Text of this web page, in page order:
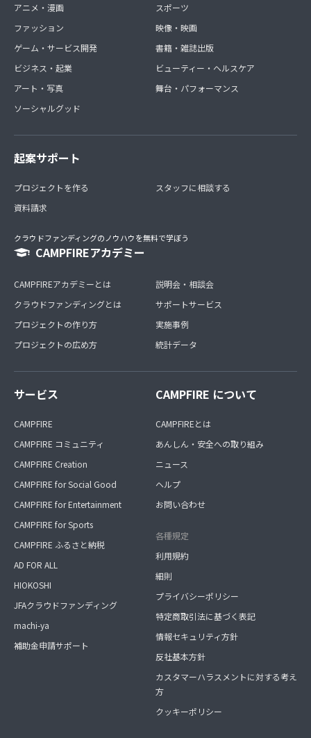
アニメ・漫画
ファッション
ゲーム・サービス開発
ビジネス・起業
アート・写真
ソーシャルグッド
スポーツ
映像・映画
書籍・雑誌出版
ビューティー・ヘルスケア
舞台・パフォーマンス
起案サポート
プロジェクトを作る
資料請求
スタッフに相談する
クラウドファンディングのノウハウを無料で学ぼう
CAMPFIREアカデミー
CAMPFIREアカデミーとは
クラウドファンディングとは
プロジェクトの作り方
プロジェクトの広め方
説明会・相談会
サポートサービス
実施事例
統計データ
サービス
CAMPFIRE
CAMPFIRE コミュニティ
CAMPFIRE Creation
CAMPFIRE for Social Good
CAMPFIRE for Entertainment
CAMPFIRE for Sports
CAMPFIRE ふるさと納税
AD FOR ALL
HIOKOSHI
JFAクラウドファンディング
machi-ya
補助金申請サポート
CAMPFIRE について
CAMPFIREとは
あんしん・安全への取り組み
ニュース
ヘルプ
お問い合わせ
各種規定
利用規約
細則
プライバシーポリシー
特定商取引法に基づく表記
情報セキュリティ方針
反社基本方針
カスタマーハラスメントに対する考え
方
クッキーポリシー